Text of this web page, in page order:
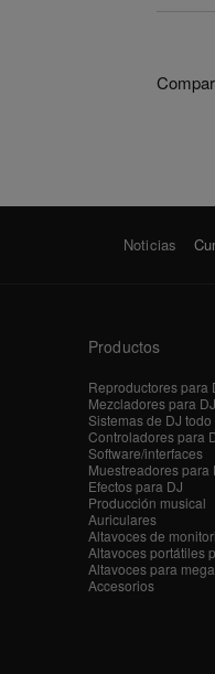
Noticias
Productos
Reproductores para
Mezcladores para DJ
Sistemas de DJ
Controladores para
Software/interfaces
Muestreadores para
Efectos para DJ
Producción musical
Auriculares
Altavoces de
Altavoces portátiles
Altavoces para
Accesorios